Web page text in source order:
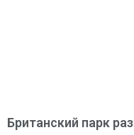
Британский парк